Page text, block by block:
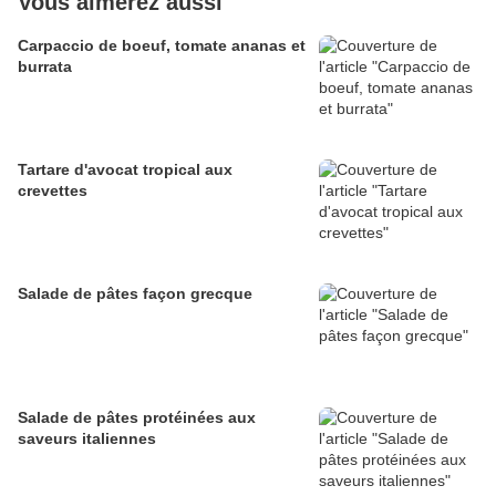
Carpaccio de boeuf, tomate ananas et
burrata
Tartare d'avocat tropical aux
crevettes
Salade de pâtes façon grecque
Salade de pâtes protéinées aux
saveurs italiennes